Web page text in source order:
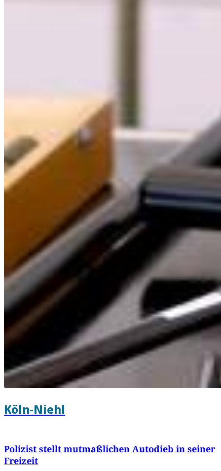
Köln-Niehl
Polizist stellt mutmaßlichen Autodieb in seiner
Freizeit